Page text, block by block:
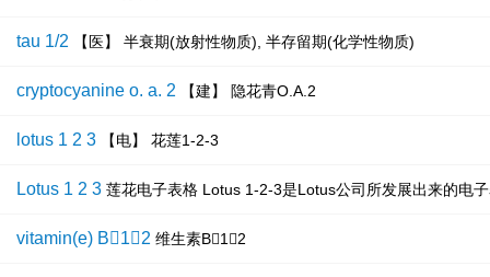
tau 1/2 【医】 半衰期(放射性物质), 半存留期(化学性物质)
cryptocyanine o. a. 2 【建】 隐花青O.A.2
lotus 1 2 3 【电】 花莲1-2-3
Lotus 1 2 3 莲花电子表格 Lotus 1-2-3是Lotus公司所发展出来的电
vitamin(e) B12 维生素B12